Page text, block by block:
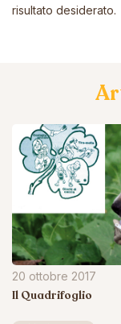
risultato desiderato.
20 ottobre 2017
Il Quadrifoglio